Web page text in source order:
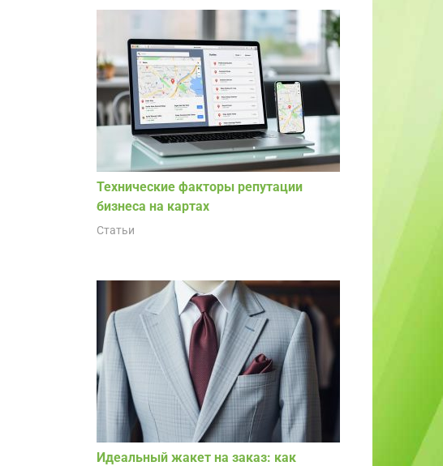
Технические факторы репутации
бизнеса на картах
Статьи
Идеальный жакет на заказ: как